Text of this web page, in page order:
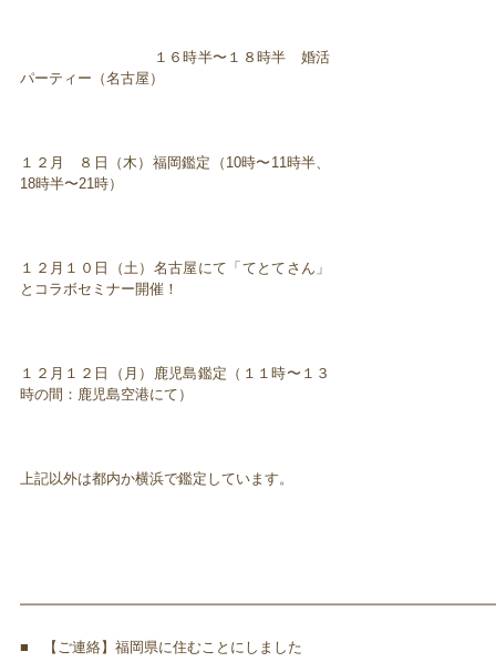
１６時半〜１８時半 婚活
パーティー（名古屋）
１２月 ８日（木）福岡鑑定（10時〜11時半、
18時半〜21時）
１２月１０日（土）名古屋にて「てとてさん」
とコラボセミナー開催！
１２月１２日（月）鹿児島鑑定（１１時〜１３
時の間：鹿児島空港にて）
上記以外は都内か横浜で鑑定しています。
■ 【ご連絡】福岡県に住むことにしました